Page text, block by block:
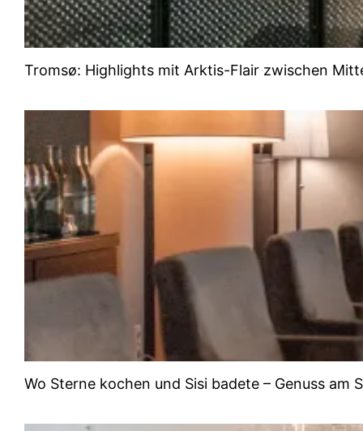
Tromsø: Highlights mit Arktis-Flair zwischen
Wo Sterne kochen und Sisi badete – Genuss am